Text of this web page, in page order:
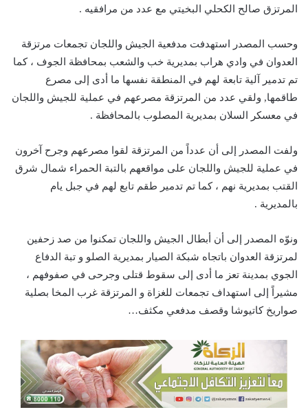
المرتزق صالح الكحلي البخيتي مع عدد من مرافقيه .
وحسب المصدر استهدفت مدفعية الجيش واللجان تجمعات مرتزقة
العدوان في وادي هراب بمديرية خب والشعب بمحافظة الجوف ، كما
تم تدمير آلية تابعة لهم في المنطقة نفسها ما أدى إلى مصرع
طاقمها, ولقي عدد من المرتزقة مصرعهم في عملية للجيش واللجان
في معسكر السلان بمديرية المصلوب بالمحافظة .
ولفت المصدر إلى أن عدداً من المرتزقة لقوا مصرعهم وجرح آخرون
في عملية للجيش واللجان على مواقعهم بالتبة الحمراء شمال شرق
القتب بمديرية نهم ، كما تم تدمير طقم تابع لهم في جبل يام
بالمديرية .
ونوّه المصدر إلى أن أبطال الجيش واللجان تمكنوا من صد زحفين
لمرتزقة العدوان باتجاه شبكة الصيار بمديرية الصلو و تبة الدفاع
الجوي بمدينة تعز ما أدى إلى سقوط قتلى وجرحى في صفوفهم ،
مشيراً إلى استهداف تجمعات للغزاة و المرتزقة غرب المخا بصلية
صواريخ كاتيوشا وقصف مدفعي مكثف…